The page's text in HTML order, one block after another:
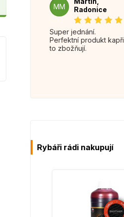
MM
Radonice
Super jednání.
Perfektní produkt kapři
to zbožňují.
Rybáři rádi nakupují